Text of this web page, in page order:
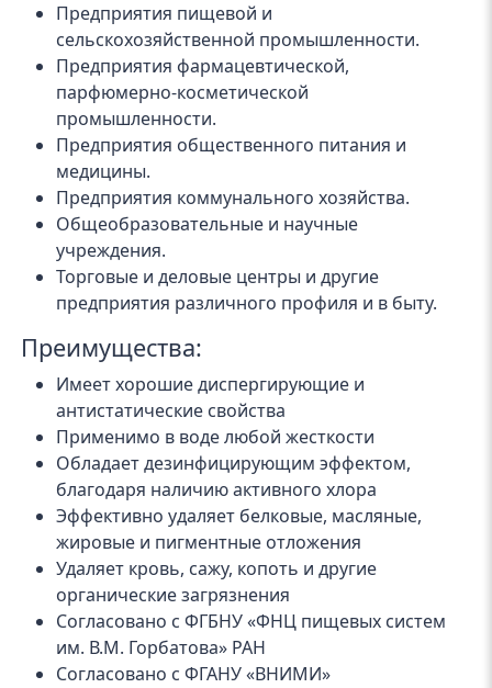
Предприятия пищевой и
сельскохозяйственной промышленности.
Предприятия фармацевтической,
парфюмерно-косметической
промышленности.
Предприятия общественного питания и
медицины.
Предприятия коммунального хозяйства.
Общеобразовательные и научные
учреждения.
Торговые и деловые центры и другие
предприятия различного профиля и в быту.
Преимущества:
Имеет хорошие диспергирующие и
антистатические свойства
Применимо в воде любой жесткости
Обладает дезинфицирующим эффектом,
благодаря наличию активного хлора
Эффективно удаляет белковые, масляные,
жировые и пигментные отложения
Удаляет кровь, сажу, копоть и другие
органические загрязнения
Согласовано с ФГБНУ «ФНЦ пищевых систем
им. В.М. Горбатова» РАН
Согласовано с ФГАНУ «ВНИМИ»